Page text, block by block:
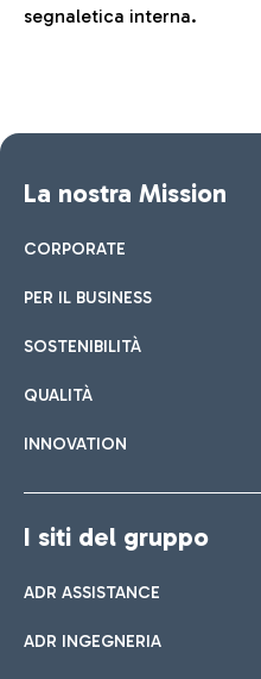
segnaletica interna.
La nostra Mission
CORPORATE
PER IL BUSINESS
SOSTENIBILITÀ
QUALITÀ
INNOVATION
I siti del gruppo
ADR ASSISTANCE
ADR INGEGNERIA